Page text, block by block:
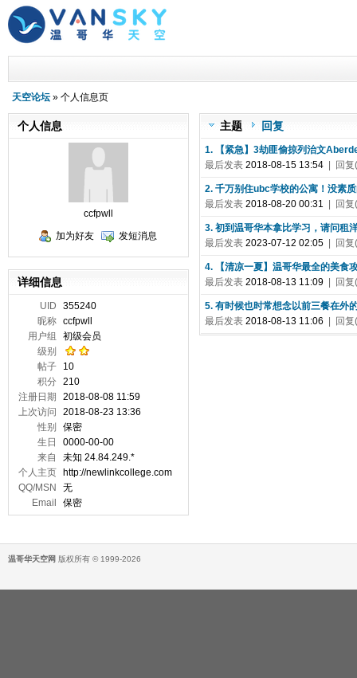
天空论坛 » 个人信息页
主题 回复
1. 【紧急】3劫匪偷掠列治文
最后发表2018-08-15 13:54 | 回
2. 千万别住ubc学校的公寓！没素
最后发表2018-08-20 00:31 | 回
3. 初到温哥华本拿比学习，请问租
最后发表2023-07-12 02:05 | 回
4. 【清凉一夏】温哥华最全的美食
最后发表2018-08-13 11:09 | 回
5. 有时候也时常想念以前三餐在外
最后发表2018-08-13 11:06 | 回
个人信息
ccfpwll
加为好友
发短消息
详细信息
UID
355240
昵称 ccfpwll
用户组
初级会员
级别
帖子
10
积分 210
注册日期
2018-08-08 11:59
上次访问
2018-08-23 13:36
性别
保密
生日
0000-00-00
来自
未知 24.84.249.*
个人主页
http://newlinkcollege.com
QQ/MSN
无
Email
保密
温哥华天空网 版权所有 © 1999-2026